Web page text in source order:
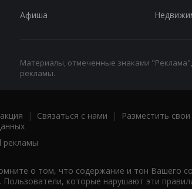
Афиша
Материалы, отмеченные знаками
рекламы.
| Связаться с нами | Разместить
рекламы
о том, что содержание и тон Вашего
которые нарушают эти